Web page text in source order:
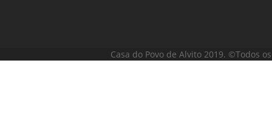
Casa do Povo de Alvito 2019. ©Todos